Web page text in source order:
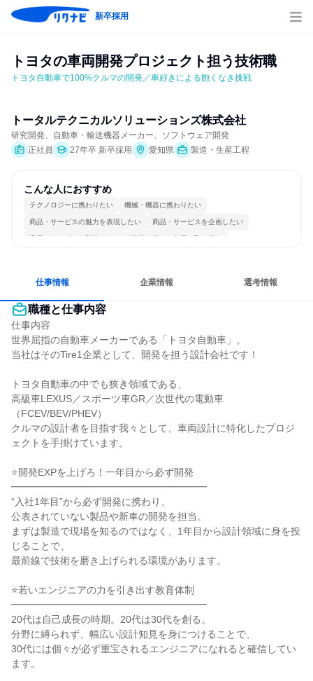
新卒採用
トヨタの車両開発プロジェクト担う技術職
トヨタ自動車で100%クルマの開発／車好きによる飽くなき挑戦
トータルテクニカルソリューションズ株式会社
研究開発、自動車・輸送機器メーカー、ソフトウェア開発
正社員
27年卒 新卒採用 愛知県 製造・生産工程
こんな人におすすめ
テクノロジーに携わりたい 機械・機器に携わりたい
商品・サービスの魅力を表現したい 商品・サービスを企画したい
商品・サービスを製作したい 情熱を持って仕事に取り組む
仕事情報 企業情報 選考情報
職種と仕事内容
仕事内容
世界屈指の自動車メーカーである「トヨタ自動車」。
当社はそのTire1企業として、開発を担う設計会社です！
トヨタ自動車の中でも狭き領域である、
高級車LEXUS／スポーツ車GR／次世代の電動車
（FCEV/BEV/PHEV）
クルマの設計者を目指す我々として、車両設計に特化したプロジ
ェクトを手掛けています。
⭐開発EXPを上げろ！一年目から必ず開発
━━━━━━━━━━━━━━━━━━━━
“入社1年目”から必ず開発に携わり、
公表されていない製品や新車の開発を担当。
まずは製造で現場を知るのではなく、1年目から設計領域に身を投
じることで、
最前線で技術を磨き上げられる環境があります。
⭐若いエンジニアの力を引き出す教育体制
━━━━━━━━━━━━━━━━━━━━
20代は自己成長の時期。20代は30代を創る。
分野に縛られず、幅広い設計知見を身につけることで、
30代には個々が必ず重宝されるエンジニアになれると確信してい
ます。